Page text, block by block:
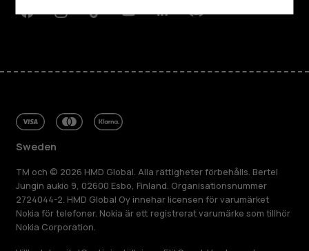
FacebookInstagram
TiktokYoutubeLinkedinDiscord
Sweden
TM och © 2026 HMD Global. Alla rättigheter förbehålls. Bertel
Jungin aukio 9, 02600 Esbo, Finland. Organisationsnummer
2724044-2. HMD Global Oy innehar licensen för varumärket
Nokia för telefoner. Nokia är ett registrerat varumärke som tillhör
Nokia Corporation.